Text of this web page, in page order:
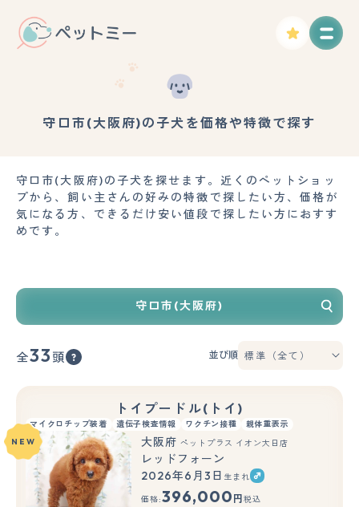
守口市(大阪府)の子犬を価格や特徴で探す
守口市(大阪府)の子犬を探せます。近くのペットショッ
プから、飼い主さんの好みの特徴で探したい方、価格が
気になる方、できるだけ安い値段で探したい方におすす
めです。
守口市(大阪府)
全33 頭 並び順
トイプードル(トイ)
マイクロチップ装着 遺伝子検査情報 ワクチン接種
親体重表示
NEW
大阪府 ペットプラス イオン大日店
レッドフォーン
2026年6月3日 生まれ
価格:396,000 円 税込